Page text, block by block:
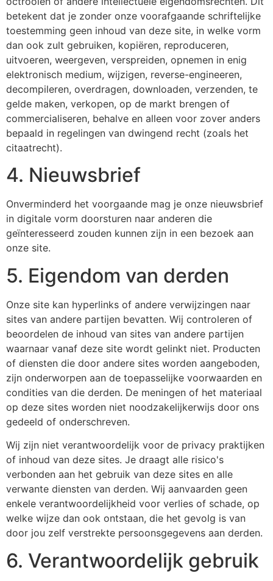
betekent dat je zonder onze voorafgaande schriftelijke
toestemming geen inhoud van deze site, in welke vorm
dan ook zult gebruiken, kopiëren, reproduceren,
uitvoeren, weergeven, verspreiden, opnemen in enig
elektronisch medium, wijzigen, reverse-engineeren,
decompileren, overdragen, downloaden, verzenden, te
gelde maken, verkopen, op de markt brengen of
commercialiseren, behalve en alleen voor zover anders
bepaald in regelingen van dwingend recht (zoals het
citaatrecht).
4. Nieuwsbrief
Onverminderd het voorgaande mag je onze nieuwsbrief
in digitale vorm doorsturen naar anderen die
geïnteresseerd zouden kunnen zijn in een bezoek aan
onze site.
5. Eigendom van derden
Onze site kan hyperlinks of andere verwijzingen naar
sites van andere partijen bevatten. Wij controleren of
beoordelen de inhoud van sites van andere partijen
waarnaar vanaf deze site wordt gelinkt niet. Producten
of diensten die door andere sites worden aangeboden,
zijn onderworpen aan de toepasselijke voorwaarden en
condities van die derden. De meningen of het materiaal
op deze sites worden niet noodzakelijkerwijs door ons
gedeeld of onderschreven.
Wij zijn niet verantwoordelijk voor de privacy praktijken
of inhoud van deze sites. Je draagt alle risico's
verbonden aan het gebruik van deze sites en alle
verwante diensten van derden. Wij aanvaarden geen
enkele verantwoordelijkheid voor verlies of schade, op
welke wijze dan ook ontstaan, die het gevolg is van
door jou zelf verstrekte persoonsgegevens aan derden.
6. Verantwoordelijk gebruik